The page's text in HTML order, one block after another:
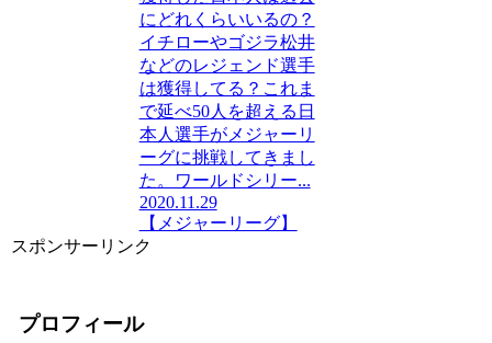
にどれくらいいるの？
イチローやゴジラ松井
などのレジェンド選手
は獲得してる？これま
で延べ50人を超える日
本人選手がメジャーリ
ーグに挑戦してきまし
た。ワールドシリー...
2020.11.29
【メジャーリーグ】
スポンサーリンク
プロフィール